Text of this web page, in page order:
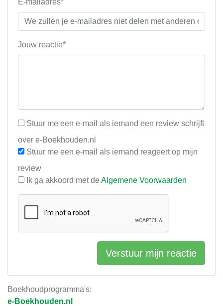
Boekhoudprogramma's:
e-Boekhouden.nl
E-mailadres*
Jouw reactie*
Stuur me een e-mail als iemand een review schrijft
over e-Boekhouden.nl
Stuur me een e-mail als iemand reageert op mijn
review
Ik ga akkoord met de Algemene Voorwaarden
Verstuur mijn reactie